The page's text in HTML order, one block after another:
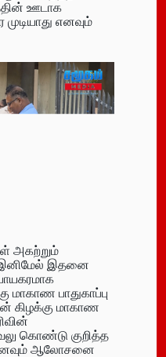
ஊடாக
முடியாது எனவும்
அகற்றும்
இனிமேல் இதனை
மாகாண பாதுகாப்பு
கிழக்கு மாகாண
கொண்டு குறித்த
ஆலோசனை